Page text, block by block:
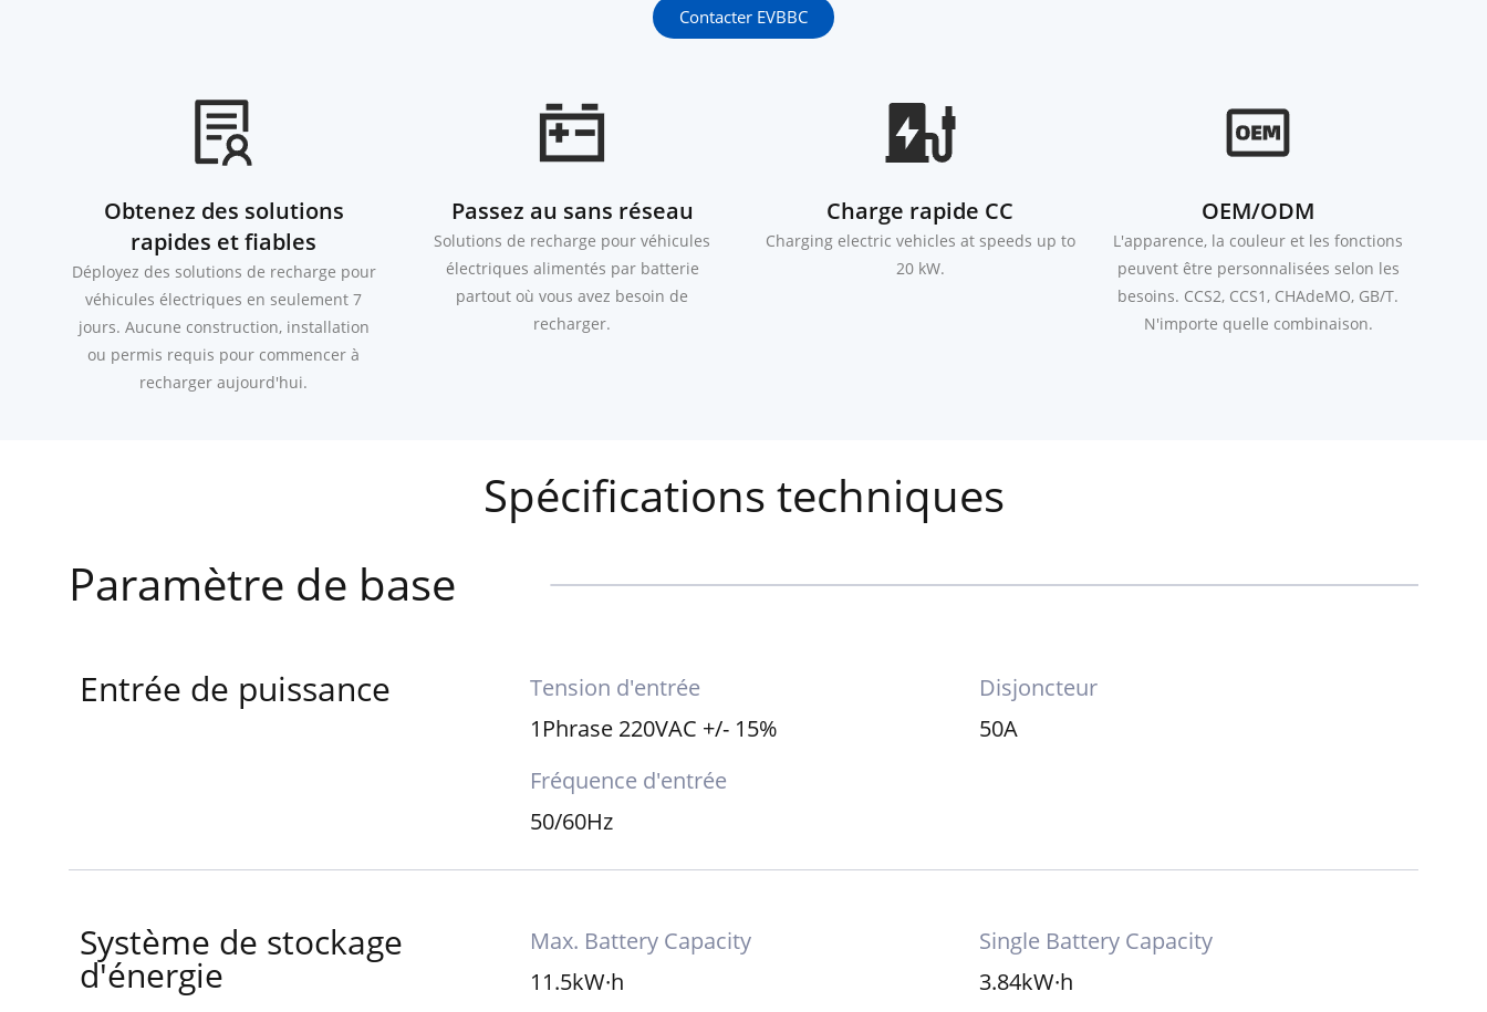
Contacter EVBBC
Obtenez des solutions
rapides et fiables
Déployez des solutions de recharge pour
véhicules électriques en seulement 7
jours. Aucune construction, installation
ou permis requis pour commencer à
recharger aujourd'hui.
Passez au sans réseau
Solutions de recharge pour véhicules
électriques alimentés par batterie
partout où vous avez besoin de
recharger.
Charge rapide CC
Charging electric vehicles at speeds up to
20 kW.
OEM/ODM
L'apparence, la couleur et les fonctions
peuvent être personnalisées selon les
besoins. CCS2, CCS1, CHAdeMO, GB/T.
N'importe quelle combinaison.
Spécifications techniques
Paramètre de base
Entrée de puissance
Tension d'entrée
1Phrase 220VAC +/- 15%
Fréquence d'entrée
50/60Hz
Disjoncteur
50A
Système de stockage
d'énergie
Max. Battery Capacity
11.5kW·h
Single Battery Capacity
3.84kW·h